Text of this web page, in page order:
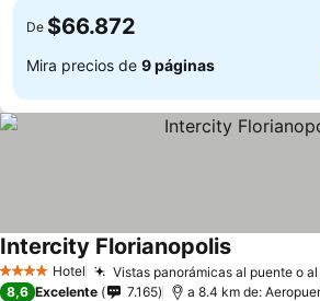
De $66.872
Mira precios de 9 páginas
4 EstrellasHotel Vistas panorámicas al puente o al
Intercity FlorianopolisVer precios
8,6 Excelente 7.165 a 8.4 km de: